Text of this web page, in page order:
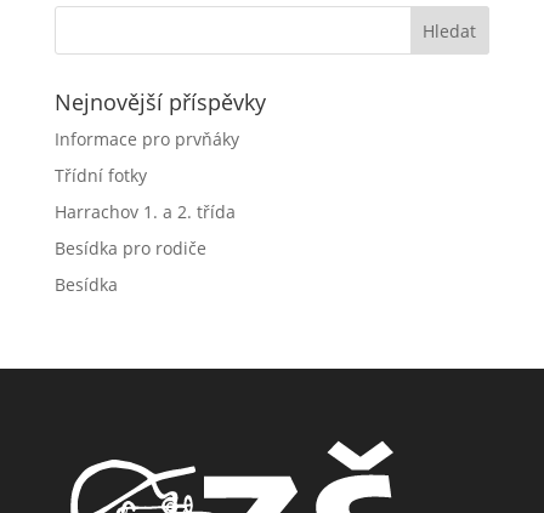
Nejnovější příspěvky
Informace pro prvňáky
Třídní fotky
Harrachov 1. a 2. třída
Besídka pro rodiče
Besídka